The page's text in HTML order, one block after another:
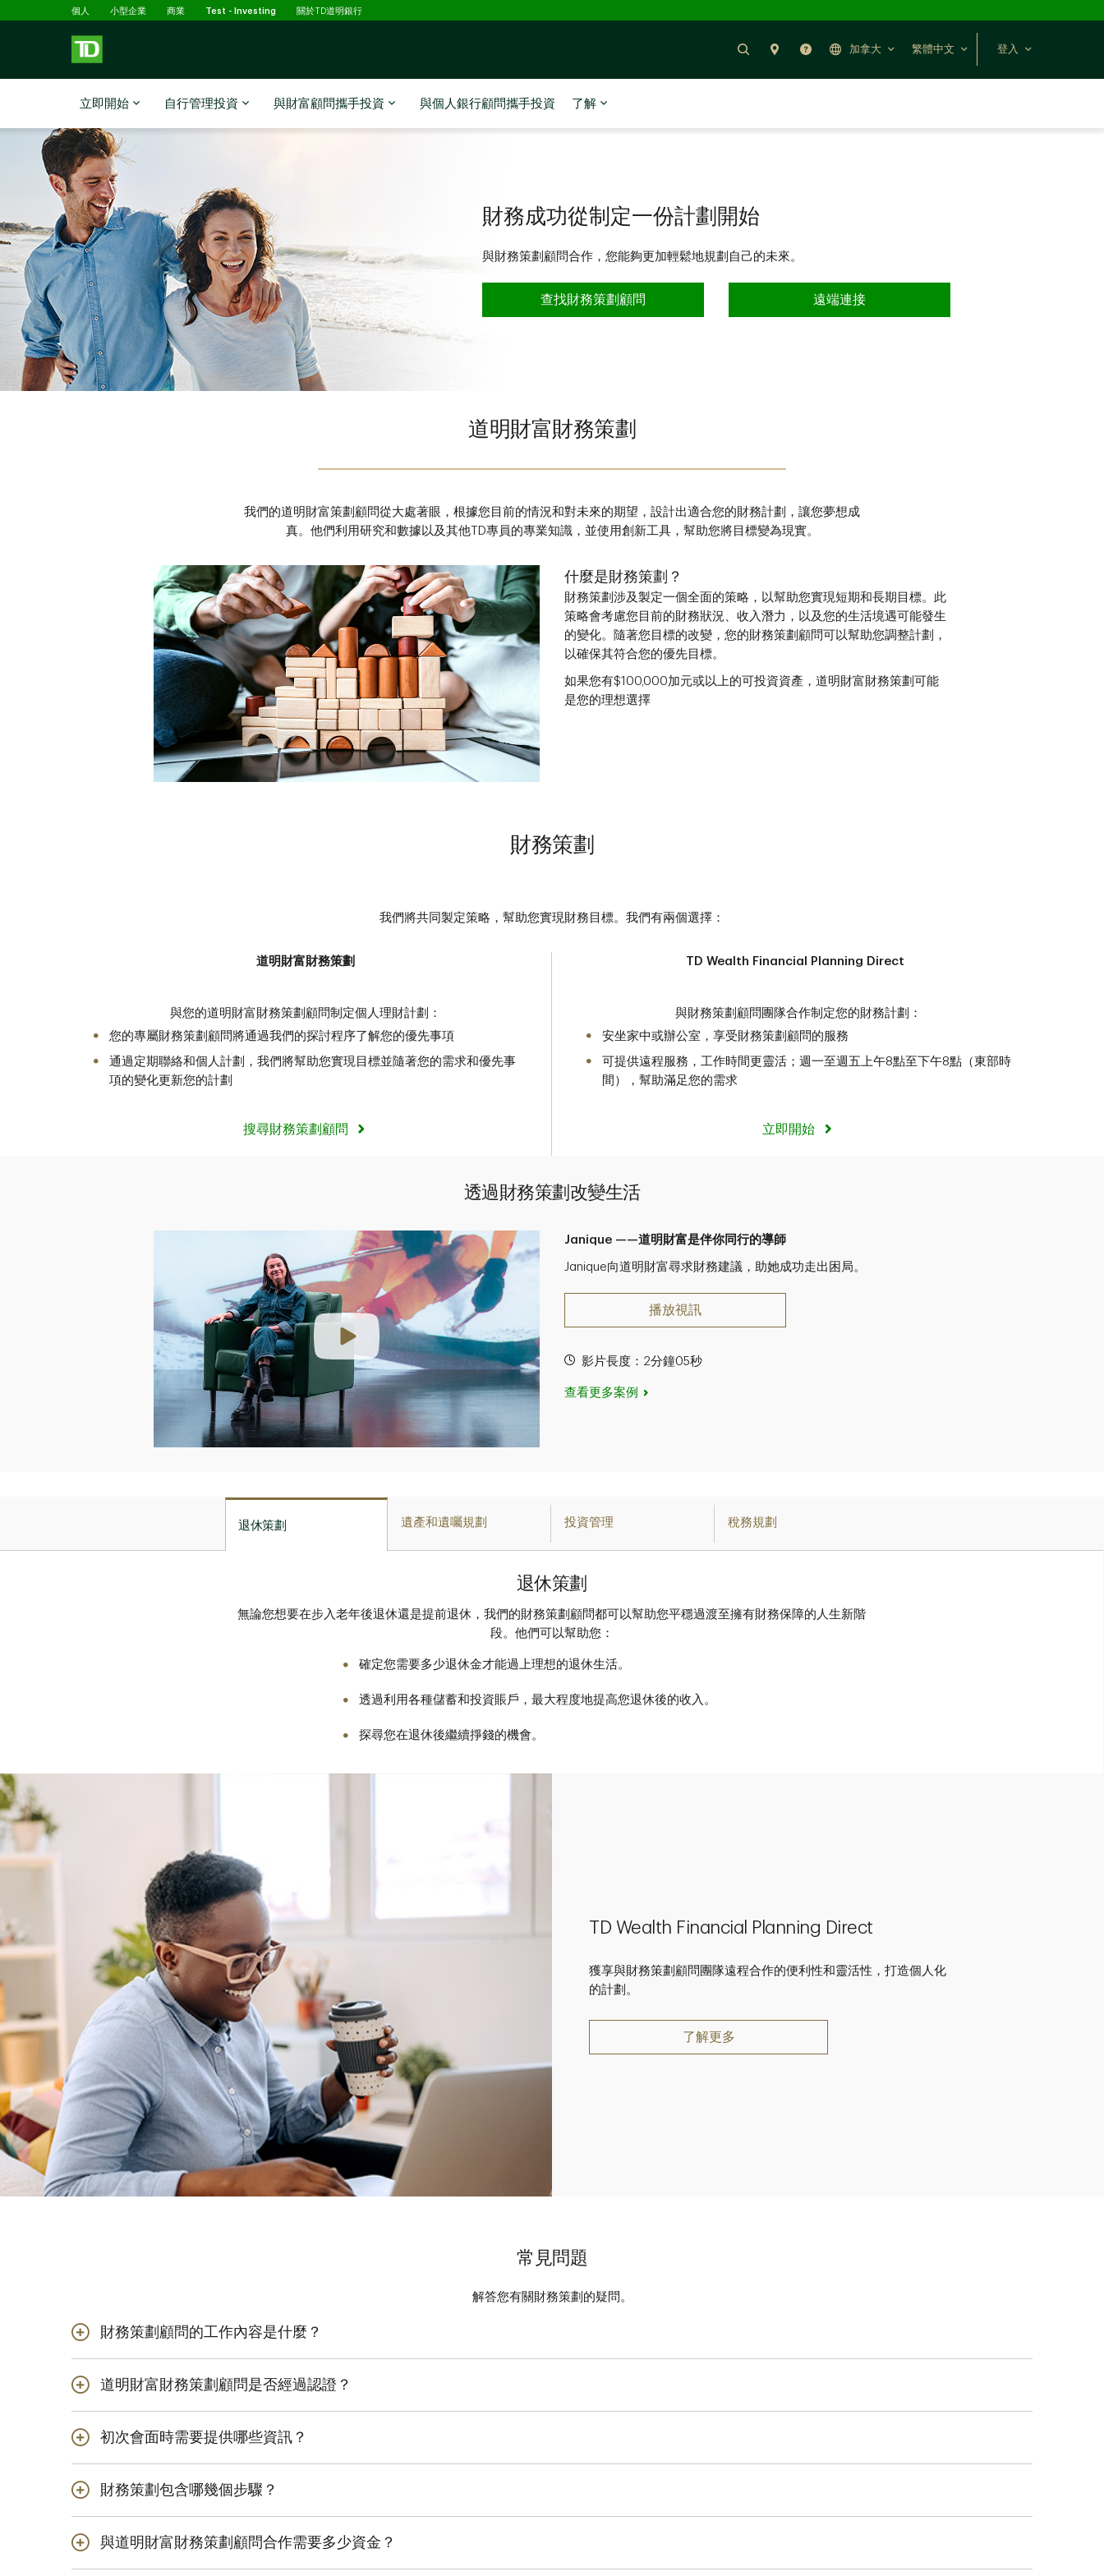
略過進入主要內容
個人 小型企業 商業 Test - Investing 已選擇關於TD道明銀行
搜尋 聯絡我們幫助 加拿大 繁體中文 登入
立即開始 自行管理投資 與財富顧問攜手投資 與個人銀行顧問攜手投資 了解
財務成功從制定一份計劃開始
與財務策劃顧問合作，您能夠更加輕鬆地規劃自己的未來。
查找財務策劃顧問 遠端連接
道明財富財務策劃
我們的道明財富策劃顧問從大處著眼，根據您目前的情況和對未來的期望，設計出適合您的財務計劃，讓您夢想成
真。他們利用研究和數據以及其他TD專員的專業知識，並使用創新工具，幫助您將目標變為現實。
什麼是財務策劃？
財務策劃涉及製定一個全面的策略，以幫助您實現短期和長期目標。此
策略會考慮您目前的財務狀況、收入潛力，以及您的生活境遇可能發生
的變化。隨著您目標的改變，您的財務策劃顧問可以幫助您調整計劃，
以確保其符合您的優先目標。
如果您有$100,000加元或以上的可投資資產，道明財富財務策劃可能
是您的理想選擇
財務策劃
我們將共同製定策略，幫助您實現財務目標。我們有兩個選擇：
道明財富財務策劃
與您的道明財富財務策劃顧問制定個人理財計劃：
您的專屬財務策劃顧問將通過我們的探討程序了解您的優先事項
通過定期聯絡和個人計劃，我們將幫助您實現目標並隨著您的需求和優先事
項的變化更新您的計劃
搜尋財務策劃顧問
TD Wealth Financial Planning Direct
與財務策劃顧問團隊合作制定您的財務計劃：
安坐家中或辦公室，享受財務策劃顧問的服務
可提供遠程服務，工作時間更靈活；週一至週五上午8點至下午8點（東部時
間），幫助滿足您的需求
立即開始
透過財務策劃改變生活
Janique ——道明財富是伴你同行的導師
Janique向道明財富尋求財務建議，助她成功走出困局。
播放視訊
影片長度：2分鐘05秒
查看更多案例
退休策劃 遺產和遺囑規劃 投資管理 稅務規劃
退休策劃
無論您想要在步入老年後退休還是提前退休，我們的財務策劃顧問都可以幫助您平穩過渡至擁有財務保障的人生新階
段。他們可以幫助您：
確定您需要多少退休金才能過上理想的退休生活。
透過利用各種儲蓄和投資賬戶，最大程度地提高您退休後的收入。
探尋您在退休後繼續掙錢的機會。
TD Wealth Financial Planning Direct
獲享與財務策劃顧問團隊遠程合作的便利性和靈活性，打造個人化
的計劃。
了解更多
常見問題
解答您有關財務策劃的疑問。
財務策劃顧問的工作內容是什麼？
透過投資符合您的需求和風險承受能力的投資產品，幫助您實現財富的增長。
透過制定遺產計劃，安排好自己的遺贈物。
道明財富財務策劃顧問是否經過認證？
初次會面時需要提供哪些資訊？
了解您的財產、債務和開支情況將有助於使您的第一次會面富有成效。
財務策劃包含哪幾個步驟？
與道明財富財務策劃顧問合作需要多少資金？